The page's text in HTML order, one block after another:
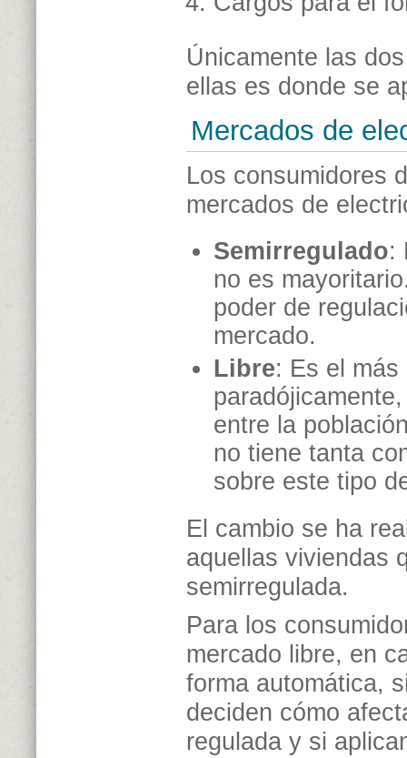
Únicamente las
ellas es donde se
Mercados de
Los consumidores
mercados de
Semirregulado:
no es
poder de
mercado.
Libre: Es el más
entre la
no tiene tanta
sobre este tipo
El cambio se ha
aquellas viviendas
semirregulada.
Para los
mercado libre, en
forma automática,
deciden cómo
regulada y si